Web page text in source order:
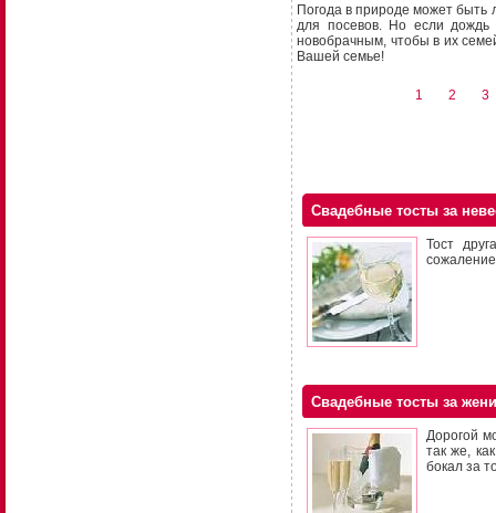
Погода в природе может быть
для посевов. Но если дождь
новобрачным, чтобы в их
Вашей семье!
1 2 3
Свадебные тосты за
Тост
Свадебные тосты за
Дорогой
так же,
бокал за